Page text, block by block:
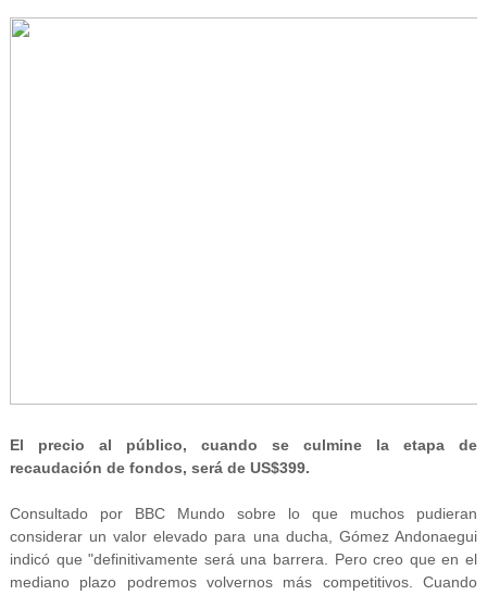
El precio al público, cuando se culmine la etapa de
recaudación de fondos, será de US$399.
Consultado por BBC Mundo sobre lo que muchos pudieran
considerar un valor elevado para una ducha, Gómez Andonaegui
indicó que "definitivamente será una barrera. Pero creo que en el
mediano plazo podremos volvernos más competitivos. Cuando